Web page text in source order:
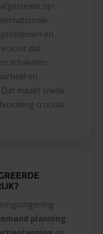
zijn.
en
dat
schakelen
en
maakt snelle
cruciaal.
planning,